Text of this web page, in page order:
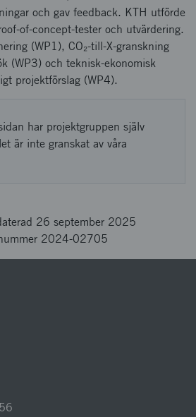
och gav feedback. KTH utförde
of-concept-tester och utvärdering.
(WP1), CO₂-till-X-granskning
(WP3) och teknisk-ekonomisk
projektförslag (WP4).
har projektgruppen själv
är inte granskat av våra
26 september 2025
2024-02705